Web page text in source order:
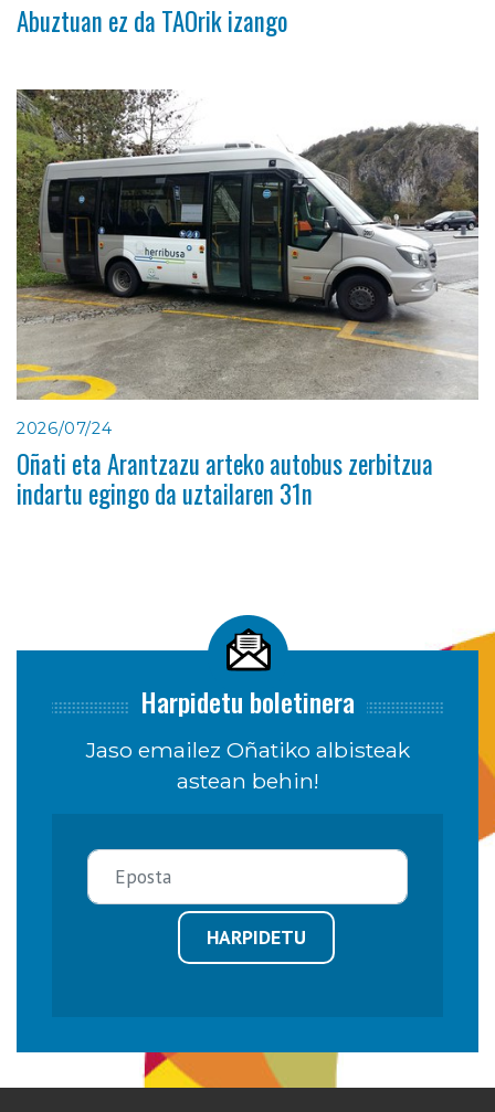
Abuztuan ez da TAOrik izango
2026/07/24
Oñati eta Arantzazu arteko autobus zerbitzua
indartu egingo da uztailaren 31n
Harpidetu boletinera
Jaso emailez Oñatiko albisteak
astean behin!
HARPIDETU